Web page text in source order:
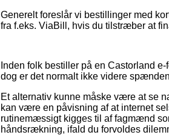
Generelt foreslår vi bestillinger med
fra f.eks. ViaBill, hvis du tilstræber at
Inden folk bestiller på en Castorland
dog er det normalt ikke videre
Et alternativ kunne måske være at se
kan være en påvisning af at internet
rutinemæssigt kigges til af fagmænd
håndsrækning, ifald du forvoldes